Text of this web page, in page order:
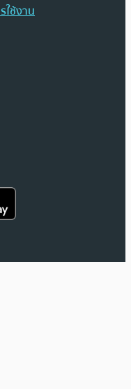
ใช้งาน